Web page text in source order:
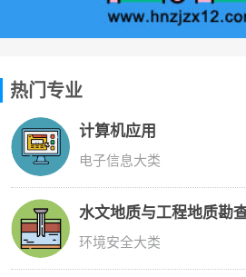
热门专业
计算机应用
电子信息大类
水文地质与工程地质勘
环境安全大类